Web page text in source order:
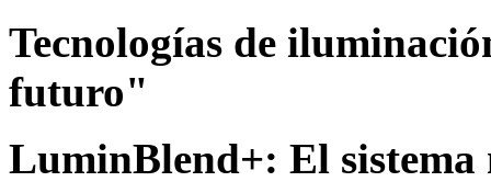
Tecnologías de
futuro"
LuminBlend+: El sistema